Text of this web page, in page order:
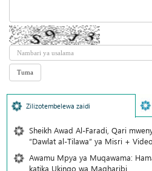
Zilizotembelewa zaidi
Sheikh Awad Al-Faradi, Qari
“Dawlat al-Tilawa” ya Misri + Video
Awamu Mpya ya Muqawama:
katika Ukingo wa Magharibi